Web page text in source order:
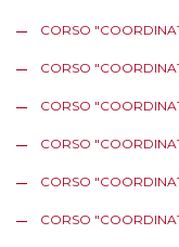
CORSO
CORSO
CORSO
CORSO
CORSO
CORSO